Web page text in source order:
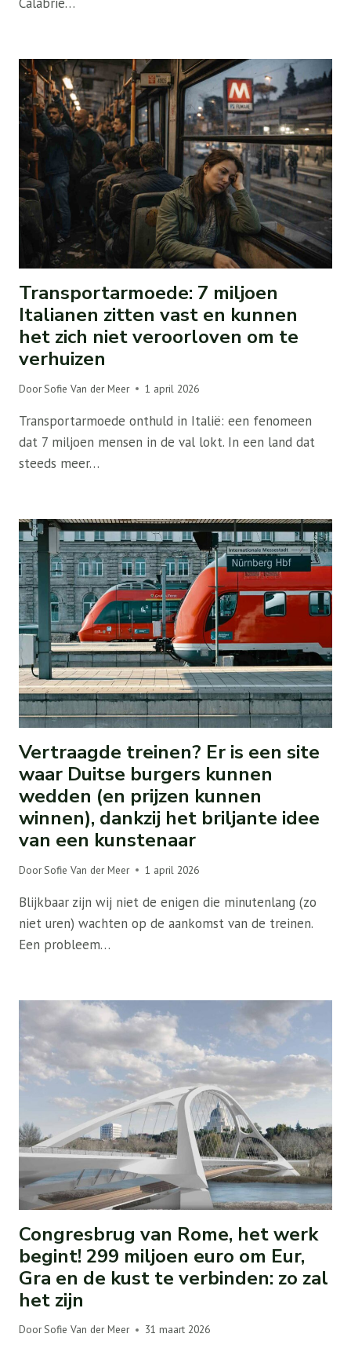
Transportarmoede: 7 miljoen
Italianen zitten vast en kunnen
het zich niet veroorloven om te
verhuizen
Door Sofie Van der Meer 1 april 2026
Transportarmoede onthuld in Italië: een fenomeen
dat 7 miljoen mensen in de val lokt. In een land dat
steeds meer…
Vertraagde treinen? Er is een site
waar Duitse burgers kunnen
wedden (en prijzen kunnen
winnen), dankzij het briljante idee
van een kunstenaar
DoorSofie Van der Meer 1 april 2026
Blijkbaar zijn wij niet de enigen die minutenlang (zo
niet uren) wachten op de aankomst van de treinen.
Een probleem…
Congresbrug van Rome, het werk
begint! 299 miljoen euro om Eur,
Gra en de kust te verbinden: zo zal
het zijn
DoorSofie Van der Meer 31 maart 2026